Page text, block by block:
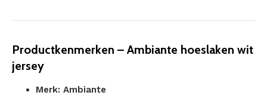
Productkenmerken – Ambiante hoeslaken wit
jersey
Merk: Ambiante